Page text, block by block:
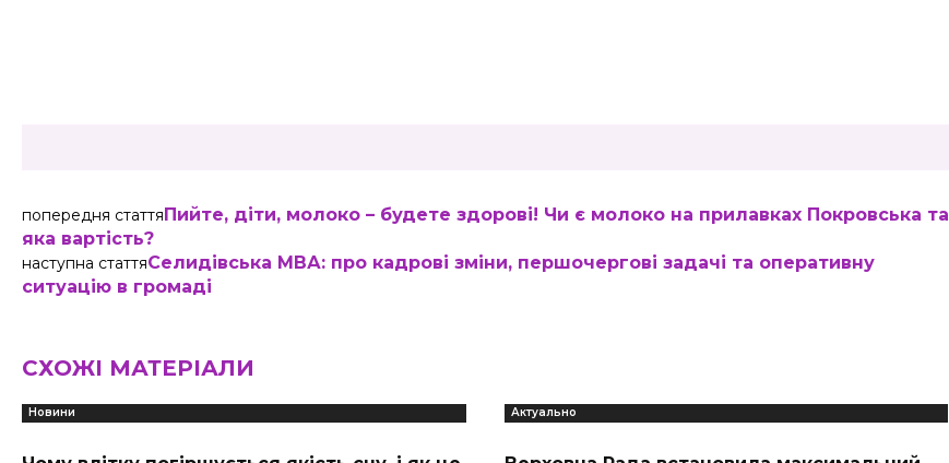
попередня статтяПийте, діти, молоко – будете здорові! Чи є молоко на прилавках Покровська та
яка вартість?
наступна статтяСелидівська МВА: про кадрові зміни, першочергові задачі та оперативну
ситуацію в громаді
СХОЖІ МАТЕРІАЛИ
Новини Актуально